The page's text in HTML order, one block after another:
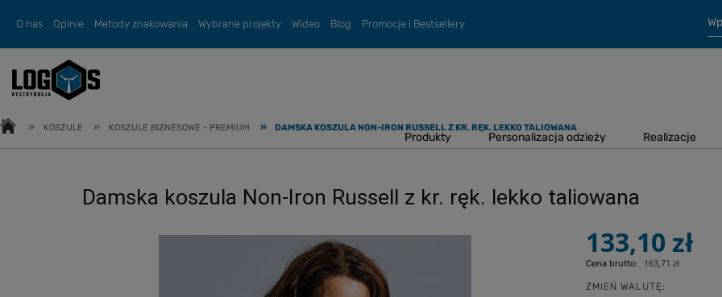
O nas Opinie Metody znakowania Wybrane projekty Wideo Blog Promocje i Bestsellery
Produkty Personalizacja odzieży Realizacje
» KOSZULE » KOSZULE BIZNESOWE - PREMIUM » DAMSKA KOSZULA NON-IRON RUSSELL Z KR. RĘK. LEKKO TALIOWANA
Damska koszula Non-Iron Russell z kr. ręk. lekko taliowana
133,10 zł
Cena brutto: 163,71 zł
ZMIEŃ WALUTĘ: